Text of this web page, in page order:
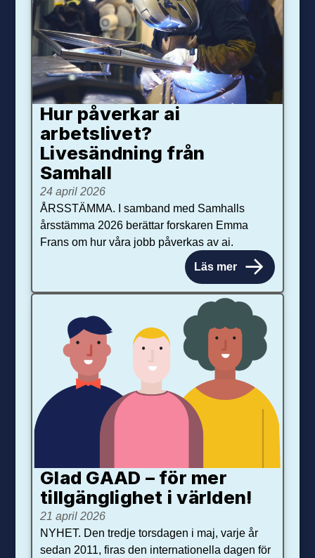
Hur påverkar ai
arbetslivet?
Livesändning från
Samhall
24 april 2026
ÅRSSTÄMMA. I samband med Samhalls
årsstämma 2026 berättar forskaren Emma
Frans om hur våra jobb påverkas av ai.
Läs mer
Glad GAAD – för mer
tillgänglighet i världen!
21 april 2026
NYHET. Den tredje torsdagen i maj, varje år
sedan 2011, firas den internationella dagen för